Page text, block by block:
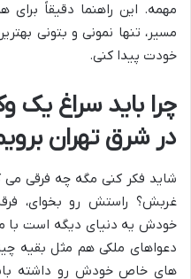
مهمه. این راهنما دقیقاً
مسیر، تنها نمونی و بتونی
خودت پیدا کنی.
چرا باید سراغ
در شرق تهران
شاید فکر کنی مگه چه فرقی می
غربش؟ راستش رو بخوای،
خودش یه دنیای دیگه است
دعواهای ملکی هم مثل بقیه
های خاص خودش رو داشته